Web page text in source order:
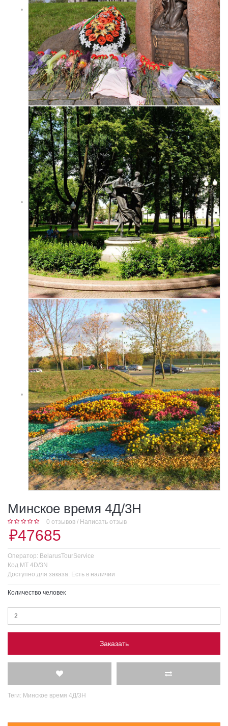
Минское время 4Д/3Н
0 отзывов / Написать отзыв
₽47685
Оператор: BelarusTourService
Код MT 4D/3N
Доступно для заказа: Есть в наличии
Количество человек
Заказать
Теги: Минское время 4Д/3Н